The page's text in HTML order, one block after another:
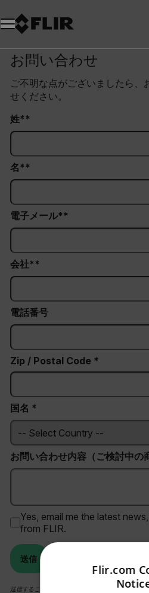
お問い合わせ
ご不明な点がございましたら、
せください。
姓*
名*
電子メール*
会社*
電話番号
Zip / Postal Code *
国名 *
お問い合わせ内容（ご検討中の
Yes, email me the latest
from FLIR.
送信
送信することにより、フリアーシステムズのプライ
Flir.com